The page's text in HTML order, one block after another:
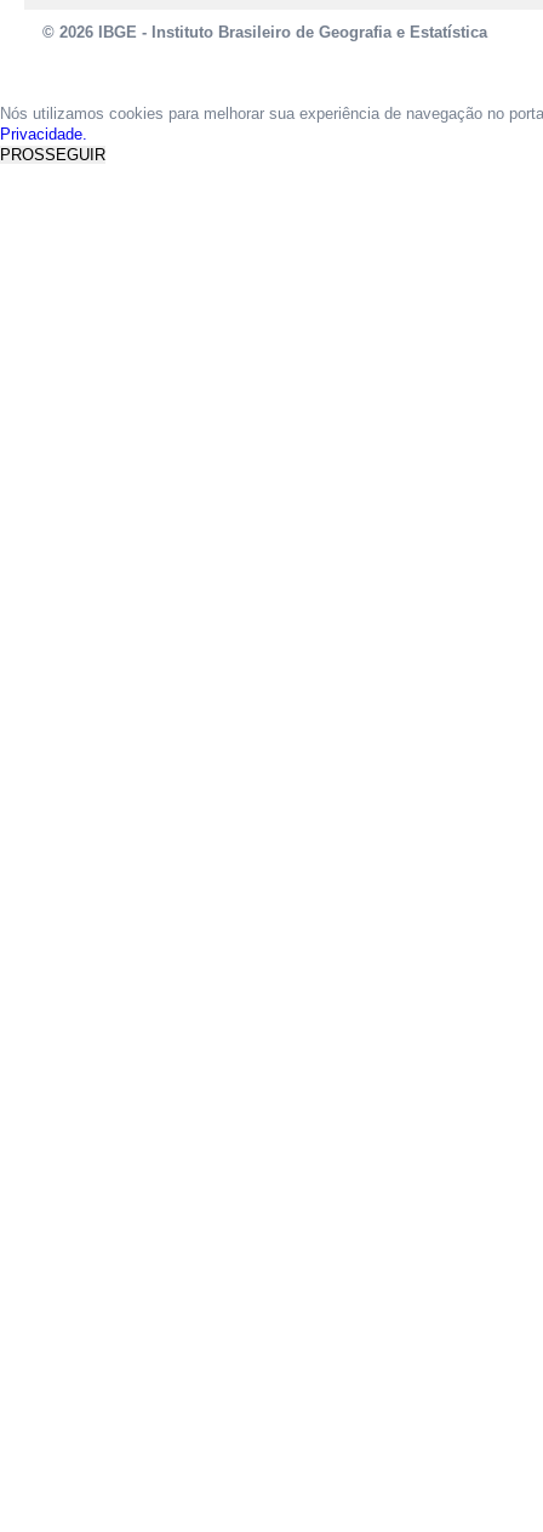
© 2026 IBGE - Instituto Brasileiro de Geografia e Estatística
Nós utilizamos cookies para melhorar sua experiência de navegação no
Privacidade.
PROSSEGUIR